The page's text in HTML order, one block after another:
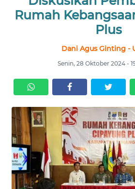
Rumah
Plus
Dani Agus Ginting -
Senin, 28 Oktober 2024 -
SOLO
OPINI
SEMARANG
BOROBUDUR